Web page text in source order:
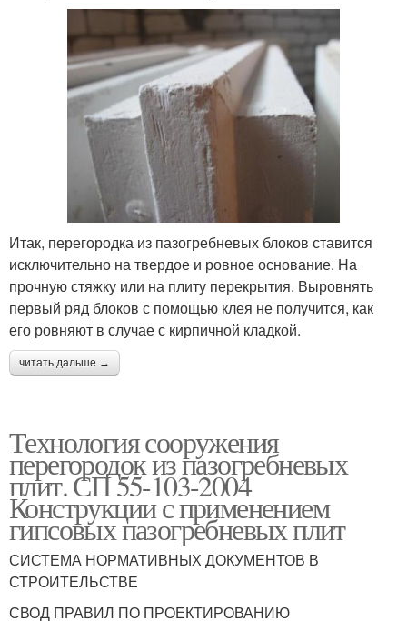
Итак, перегородка из пазогребневых блоков ставится
исключительно на твердое и ровное основание. На
прочную стяжку или на плиту перекрытия. Выровнять
первый ряд блоков с помощью клея не получится, как
его ровняют в случае с кирпичной кладкой.
читать дальше →
Технология сооружения
перегородок из пазогребневых
плит. СП 55-103-2004
Конструкции с применением
гипсовых пазогребневых плит
СИСТЕМА НОРМАТИВНЫХ ДОКУМЕНТОВ В
СТРОИТЕЛЬСТВЕ
СВОД ПРАВИЛ ПО ПРОЕКТИРОВАНИЮ